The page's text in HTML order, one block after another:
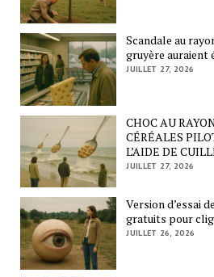
Scandale au
gruyère auraient
JUILLET 27, 2026
CHOC AU
CÉRÉALES
L’AIDE DE
JUILLET 27, 2026
Version d’essai
gratuits pour
JUILLET 26, 2026